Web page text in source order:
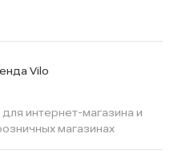
Vilo
интернет-магазина и
магазинах